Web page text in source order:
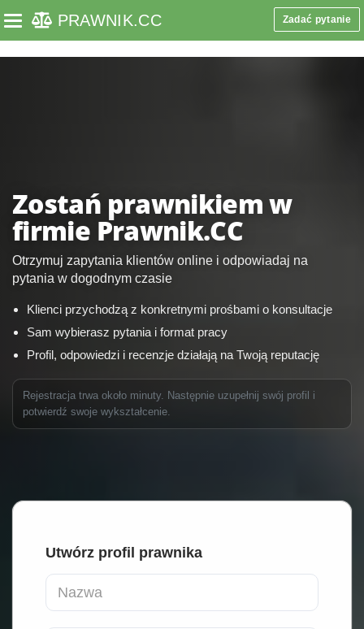
Toggle navigation
PRAWNIK.CC Zadać pytanie
Zostań prawnikiem w
firmie Prawnik.CC
Otrzymuj zapytania klientów online i odpowiadaj na
pytania w dogodnym czasie
Klienci przychodzą z konkretnymi prośbami o konsultacje
Sam wybierasz pytania i format pracy
Profil, odpowiedzi i recenzje działają na Twoją reputację
Rejestracja trwa około minuty. Następnie uzupełnij swój profil i
potwierdź swoje wykształcenie.
Utwórz profil prawnika
Nazwa